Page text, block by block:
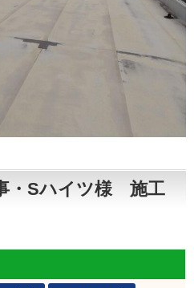
・Sハイツ様 施工